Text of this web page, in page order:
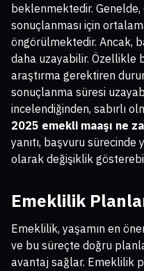
beklenmektedir. Genelde,
sonuçlanması için
öngörülmektedir. Ancak,
daha uzayabilir. Özellikle
araştırma gerektiren
sonuçlanma süresi
incelendiğinden, sabırlı
2025 emekli maaşı ne
yanıtı, başvuru
olarak değişiklik
Emeklilik
Emeklilik, yaşamın en
ve bu süreçte doğru
avantaj sağlar. Emeklilik